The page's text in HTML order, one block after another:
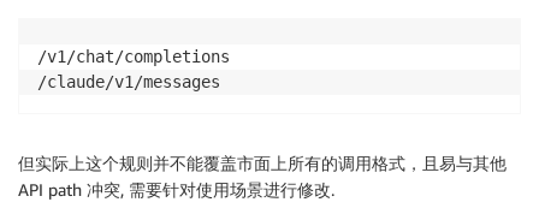
/v1/chat/completions
/claude/v1/messages
但实际上这个规则并不能覆盖市面上所有的调用格式，且易与其他
API path 冲突, 需要针对使用场景进行修改.